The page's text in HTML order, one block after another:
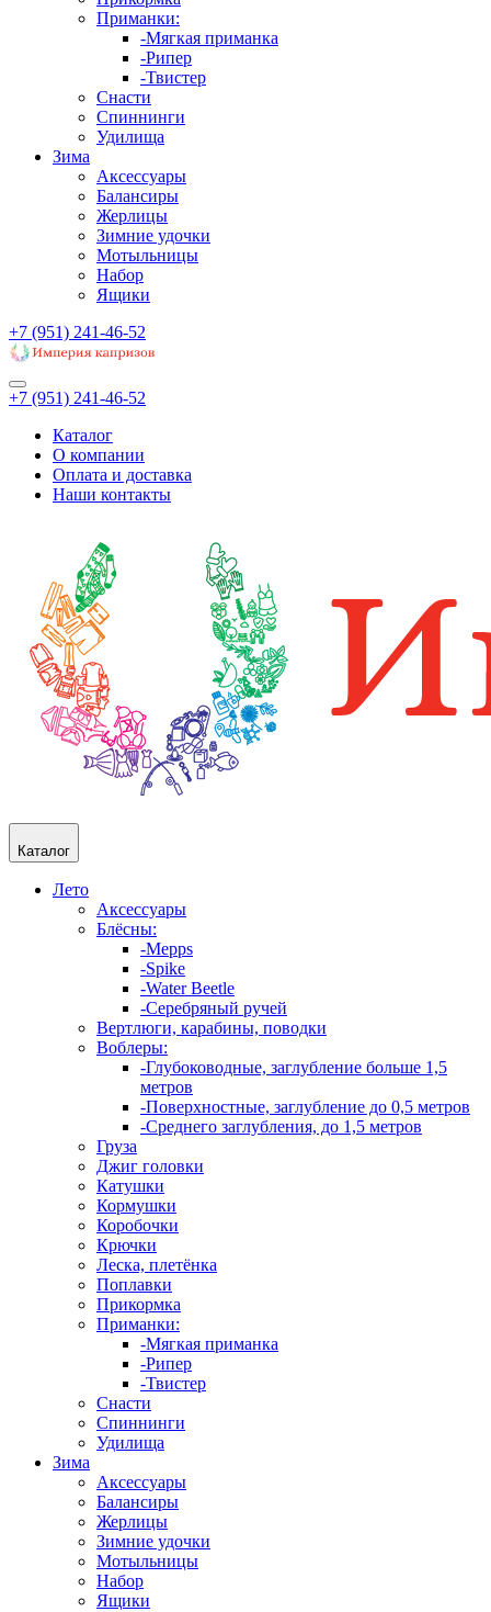
Приманки:
-Мягкая приманка
-Рипер
-Твистер
Снасти
Спиннинги
Удилища
Зима
Аксессуары
Балансиры
Жерлицы
Зимние удочки
Мотыльницы
Набор
Ящики
+7 (951) 241-46-52
+7 (951) 241-46-52
Каталог
О компании
Оплата и доставка
Наши контакты
Каталог
Лето
Аксессуары
Блёсны:
-Mepps
-Spike
-Water Beetle
-Серебряный ручей
Вертлюги, карабины, поводки
Воблеры:
-Глубоководные, заглубление больше 1,5
метров
-Поверхностные, заглубление до 0,5 метров
-Среднего заглубления, до 1,5 метров
Груза
Джиг головки
Катушки
Кормушки
Коробочки
Крючки
Леска, плетёнка
Поплавки
Прикормка
Приманки:
-Мягкая приманка
-Рипер
-Твистер
Снасти
Спиннинги
Удилища
Зима
Аксессуары
Балансиры
Жерлицы
Зимние удочки
Мотыльницы
Набор
Ящики